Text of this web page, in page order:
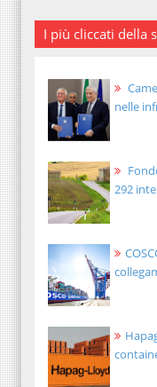
I più cliccati della
nelle
292